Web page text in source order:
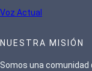
Voz Actual
NUESTRA MISIÓN
Somos una comunidad